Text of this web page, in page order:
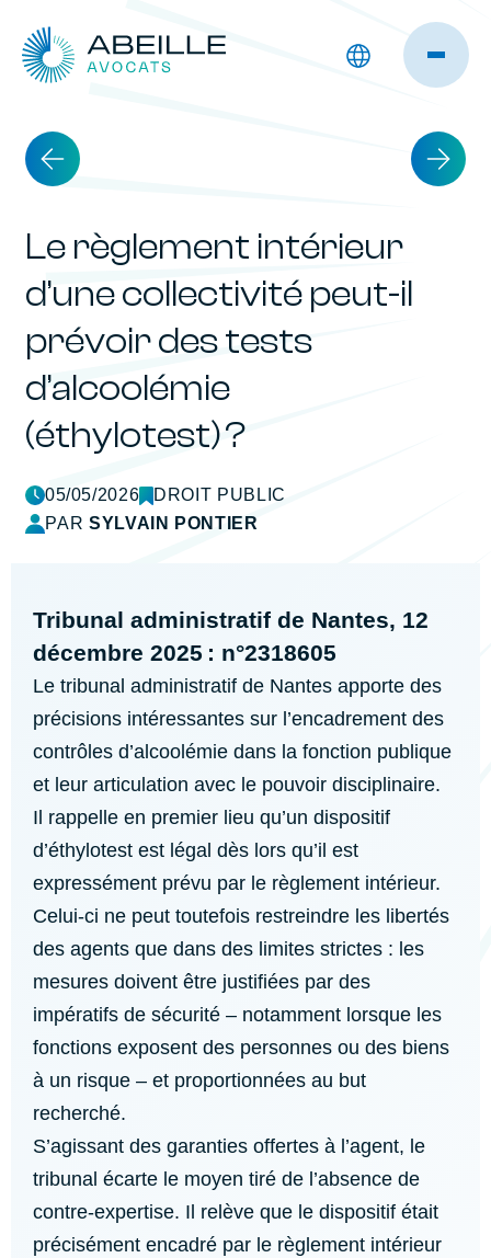
Le règlement intérieur
d’une collectivité peut-il
prévoir des tests
d’alcoolémie
(éthylotest) ?
05/05/2026
DROIT PUBLIC
PARSYLVAIN PONTIER
Tribunal administratif de Nantes, 12
décembre 2025 : n°2318605
Le tribunal administratif de Nantes apporte des
précisions intéressantes sur l’encadrement des
contrôles d’alcoolémie dans la fonction publique
et leur articulation avec le pouvoir disciplinaire.
Il rappelle en premier lieu qu’un dispositif
d’éthylotest est légal dès lors qu’il est
expressément prévu par le règlement intérieur.
Celui-ci ne peut toutefois restreindre les libertés
des agents que dans des limites strictes : les
mesures doivent être justifiées par des
impératifs de sécurité – notamment lorsque les
fonctions exposent des personnes ou des biens
à un risque – et proportionnées au but
recherché.
S’agissant des garanties offertes à l’agent, le
tribunal écarte le moyen tiré de l’absence de
contre-expertise. Il relève que le dispositif était
précisément encadré par le règlement intérieur